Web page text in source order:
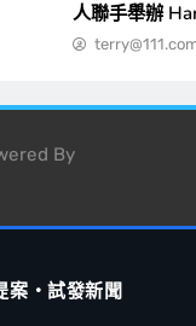
人聯手舉辦
By
案・試發新聞